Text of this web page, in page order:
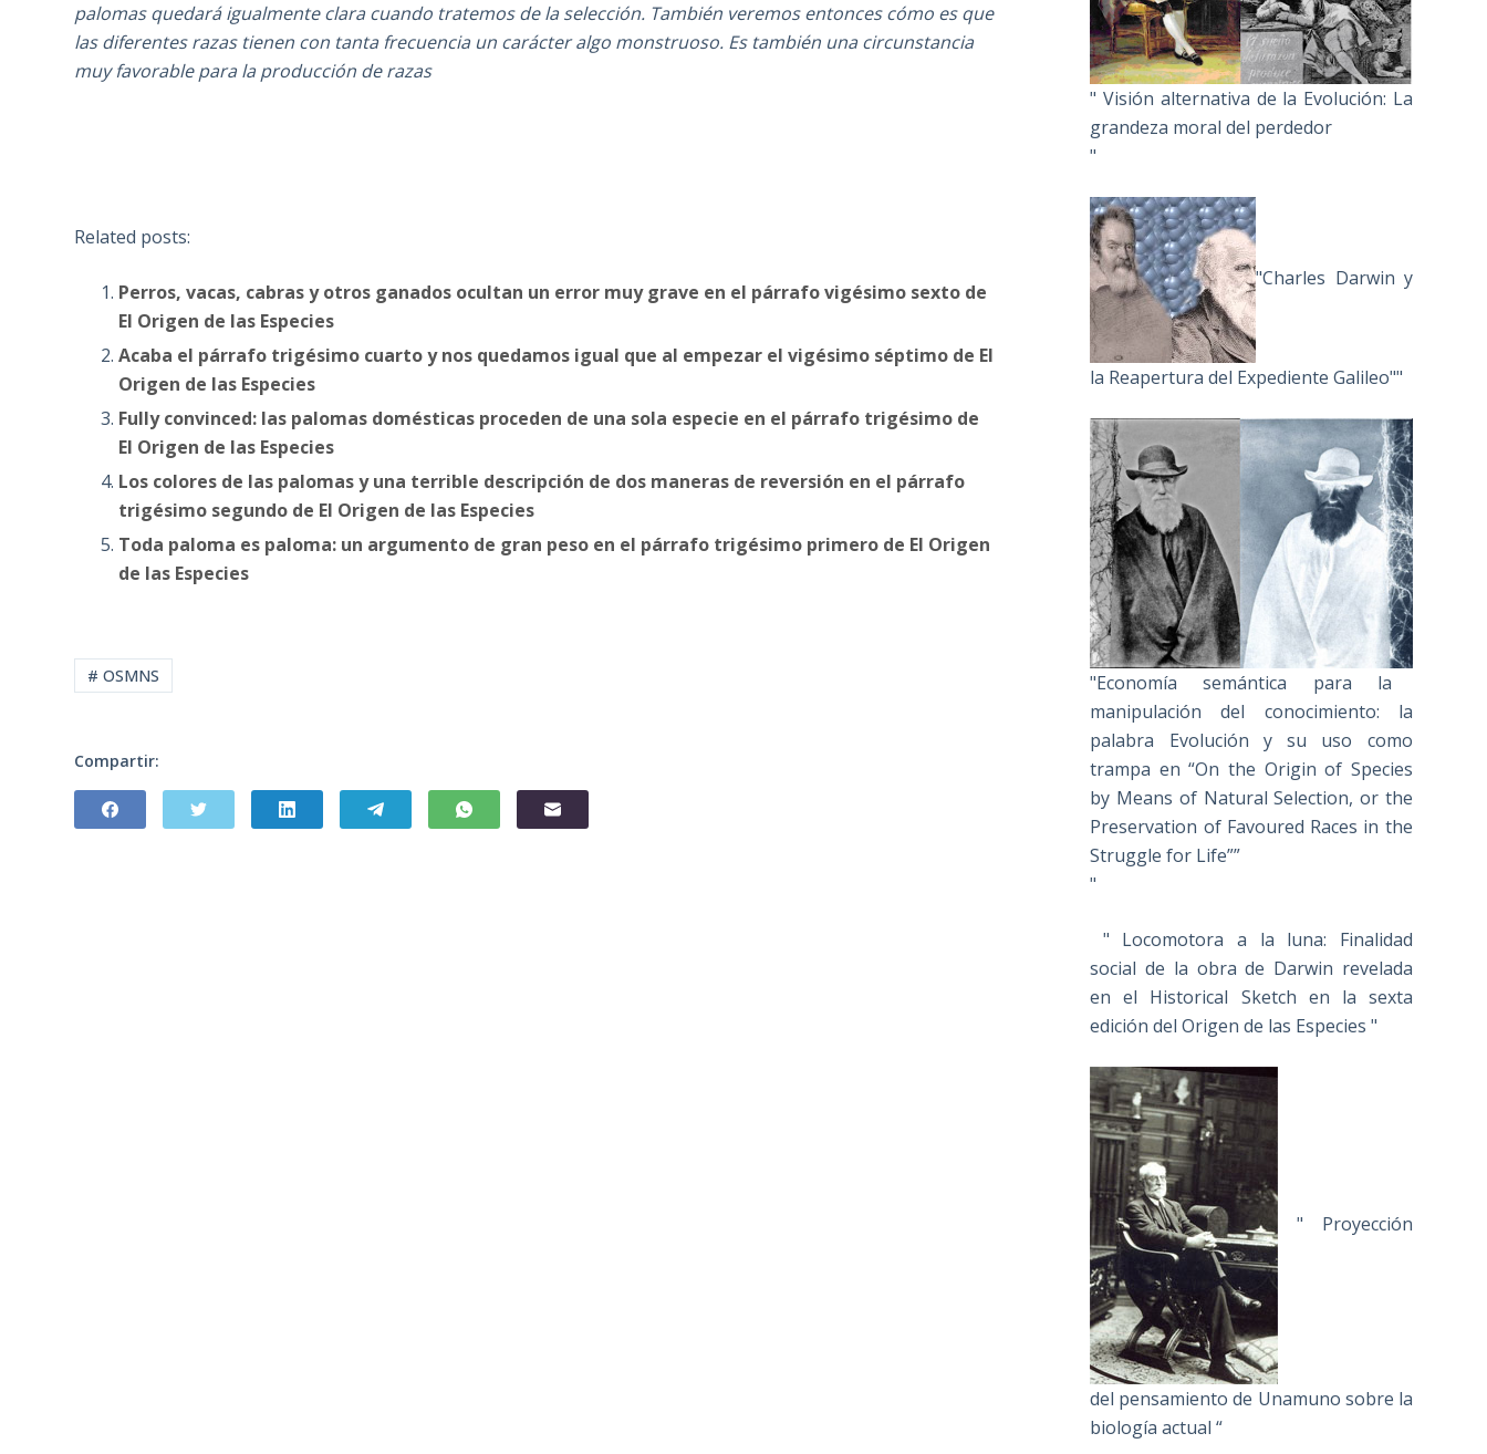
palomas quedará igualmente clara cuando tratemos de la selección. También veremos entonces cómo es que
las diferentes razas tienen con tanta frecuencia un carácter algo monstruoso. Es también una circunstancia
muy favorable para la producción de razas
Related posts:
Perros, vacas, cabras y otros ganados ocultan un error muy grave en el párrafo vigésimo sexto de
El Origen de las Especies
Acaba el párrafo trigésimo cuarto y nos quedamos igual que al empezar el vigésimo séptimo de El
Origen de las Especies
Fully convinced: las palomas domésticas proceden de una sola especie en el párrafo trigésimo de
El Origen de las Especies
Los colores de las palomas y una terrible descripción de dos maneras de reversión en el párrafo
trigésimo segundo de El Origen de las Especies
Toda paloma es paloma: un argumento de gran peso en el párrafo trigésimo primero de El Origen
de las Especies
# OSMNS
Compartir:
" Visión alternativa de la Evolución: La
grandeza moral del perdedor
"
"Charles Darwin y
la Reapertura del Expediente Galileo""
"Economía semántica para la
manipulación del conocimiento: la
palabra Evolución y su uso como
trampa en “On the Origin of Species
by Means of Natural Selection, or the
Preservation of Favoured Races in the
Struggle for Life””
"
" Locomotora a la luna: Finalidad
social de la obra de Darwin revelada
en el Historical Sketch en la sexta
edición del Origen de las Especies "
" Proyección
del pensamiento de Unamuno sobre la
biología actual “